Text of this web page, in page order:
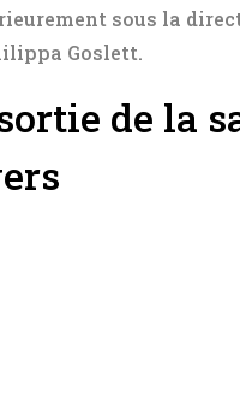
sous la
Goslett.
de la